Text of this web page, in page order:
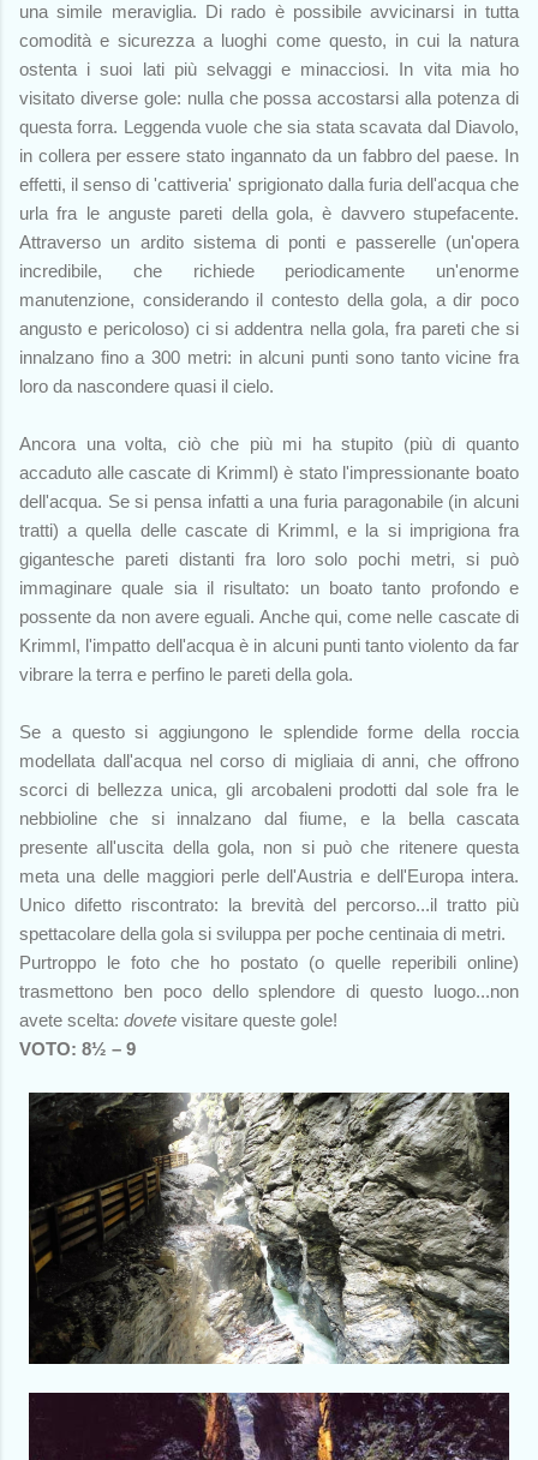
una simile meraviglia. Di rado è possibile avvicinarsi in tutta
comodità e sicurezza a luoghi come questo, in cui la natura
ostenta i suoi lati più selvaggi e minacciosi. In vita mia ho
visitato diverse gole: nulla che possa accostarsi alla potenza di
questa forra. Leggenda vuole che sia stata scavata dal Diavolo,
in collera per essere stato ingannato da un fabbro del paese. In
effetti, il senso di 'cattiveria' sprigionato dalla furia dell'acqua che
urla fra le anguste pareti della gola, è davvero stupefacente.
Attraverso un ardito sistema di ponti e passerelle (un'opera
incredibile, che richiede periodicamente un'enorme
manutenzione, considerando il contesto della gola, a dir poco
angusto e pericoloso) ci si addentra nella gola, fra pareti che si
innalzano fino a 300 metri: in alcuni punti sono tanto vicine fra
loro da nascondere quasi il cielo.
Ancora una volta, ciò che più mi ha stupito (più di quanto
accaduto alle cascate di Krimml) è stato l'impressionante boato
dell'acqua. Se si pensa infatti a una furia paragonabile (in alcuni
tratti) a quella delle cascate di Krimml, e la si imprigiona fra
gigantesche pareti distanti fra loro solo pochi metri, si può
immaginare quale sia il risultato: un boato tanto profondo e
possente da non avere eguali. Anche qui, come nelle cascate di
Krimml, l'impatto dell'acqua è in alcuni punti tanto violento da far
vibrare la terra e perfino le pareti della gola.
Se a questo si aggiungono le splendide forme della roccia
modellata dall'acqua nel corso di migliaia di anni, che offrono
scorci di bellezza unica, gli arcobaleni prodotti dal sole fra le
nebbioline che si innalzano dal fiume, e la bella cascata
presente all'uscita della gola, non si può che ritenere questa
meta una delle maggiori perle dell'Austria e dell'Europa intera.
Unico difetto riscontrato: la brevità del percorso...il tratto più
spettacolare della gola si sviluppa per poche centinaia di metri.
Purtroppo le foto che ho postato (o quelle reperibili online)
trasmettono ben poco dello splendore di questo luogo...non
avete scelta: dovete visitare queste gole!
VOTO: 8½ – 9